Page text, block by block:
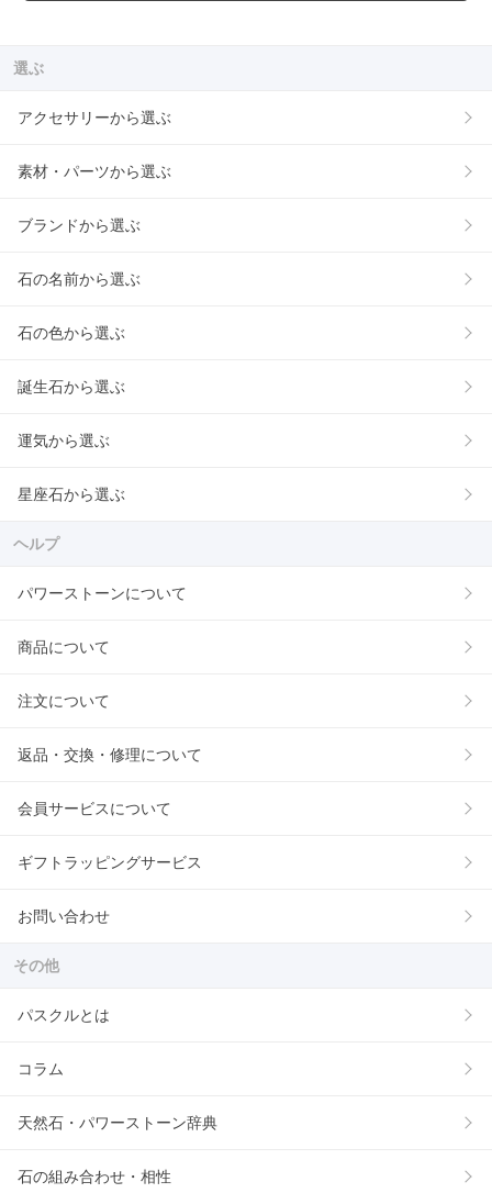
選ぶ
アクセサリーから選ぶ
素材・パーツから選ぶ
ブランドから選ぶ
石の名前から選ぶ
石の色から選ぶ
誕生石から選ぶ
運気から選ぶ
星座石から選ぶ
ヘルプ
パワーストーンについて
商品について
注文について
返品・交換・修理について
会員サービスについて
ギフトラッピングサービス
お問い合わせ
その他
パスクルとは
コラム
天然石・パワーストーン辞典
石の組み合わせ・相性